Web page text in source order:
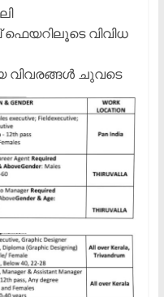
വിവിധ
വിവരങ്ങൾ ചുവടെ